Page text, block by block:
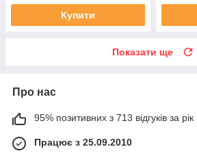
Купити
Показати ще
Про нас
95% позитивних з 713 відгуків за рік
Працює з 25.09.2010